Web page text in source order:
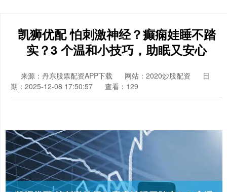
凯狮优配 怕刺激神经？癫痫娃睡不踏
实？3 个温和小技巧，助眠又安心
来源：丹东股票配资APP下载 网站：2020炒股配资
日
期：2025-12-08 17:50:57
查看：129